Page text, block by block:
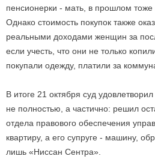
пенсионерки - мать, в прошлом
Однако стоимость покупок также
реальными доходами женщин за
если учесть, что они не только
покупали одежду, платили за
В итоге 21 октября суд
не полностью, а частично: решил
отдела правового обеспечения
квартиру, а его супруге - машину,
лишь «Ниссан Сентра».